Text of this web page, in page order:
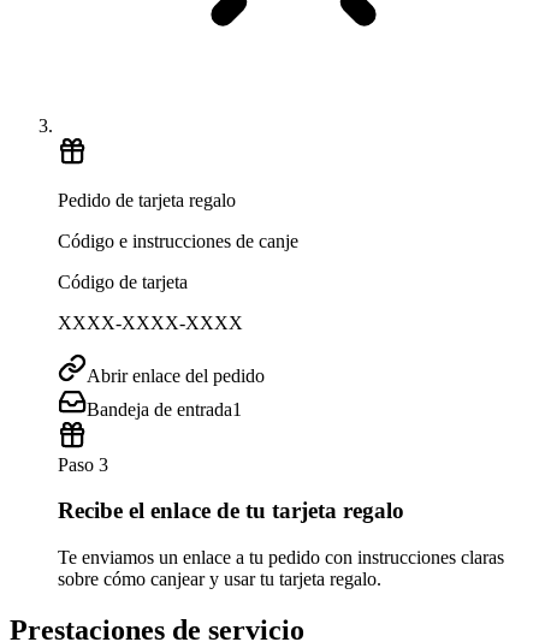
Pedido de tarjeta regalo
Código e instrucciones de canje
Código de tarjeta
XXXX-XXXX-XXXX
Abrir enlace del pedido
Bandeja de entrada1
Paso 3
Recibe el enlace de tu tarjeta regalo
Te enviamos un enlace a tu pedido con instrucciones claras
sobre cómo canjear y usar tu tarjeta regalo.
Prestaciones de servicio